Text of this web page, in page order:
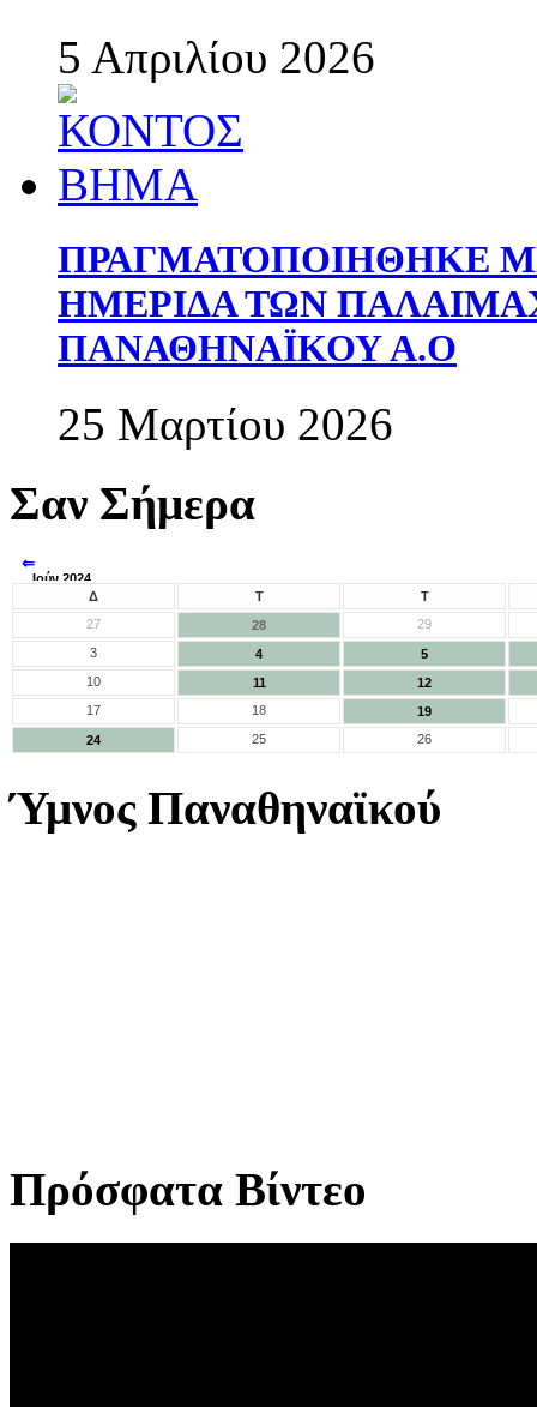
5 Απριλίου 2026
ΠΡΑΓΜΑΤΟΠΟΙΗΘΗΚΕ
ΗΜΕΡΙΔΑ ΤΩΝ
ΠΑΝΑΘΗΝΑΪΚΟΥ Α.Ο
25 Μαρτίου 2026
Σαν Σήμερα
⇐
Ιούν 2024
Δ Τ
Τ
27
28
29
3
4
5
10
11
12
17
18
19
24
25 26
Ύμνος Παναθηναϊκού
Πρόσφατα Βίντεο